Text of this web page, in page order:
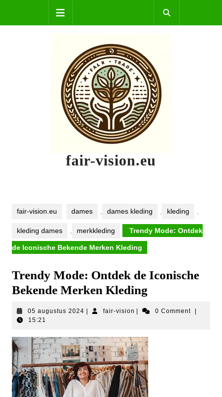
content
fair-vision.eu
fair-vision.eu dames dames kleding kleding
kleding dames merkkleding Trendy Mode: Ontdek
de Iconische Bekende Merken Kleding
Trendy Mode: Ontdek de Iconische
Bekende Merken Kleding
05 augustus 2024 05
fair-vision fair-
0 Comment
15:21